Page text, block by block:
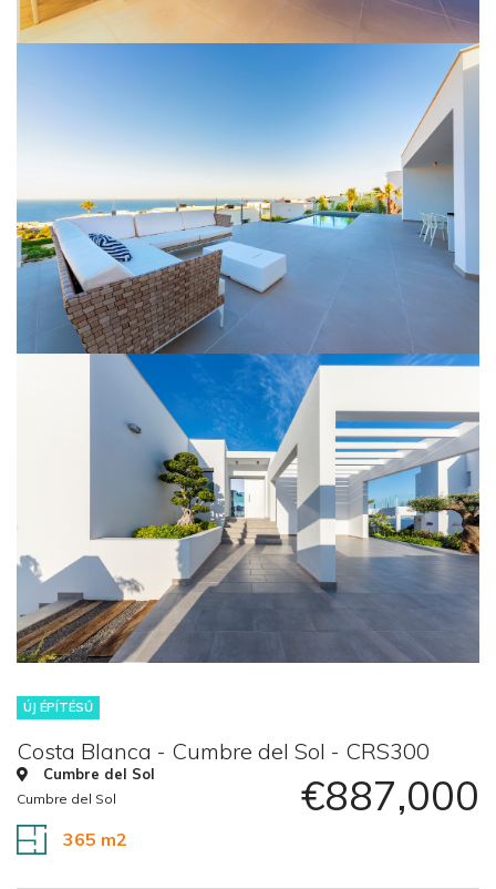
ÚJ ÉPÍTÉSŰ
Costa Blanca - Cumbre del Sol - CRS300
€887,000
Cumbre del Sol
Cumbre del Sol
365 m2